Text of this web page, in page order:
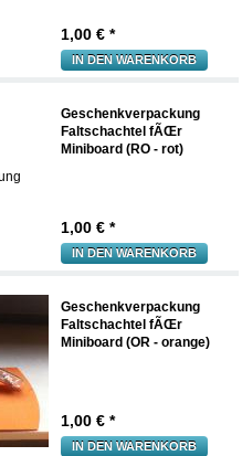
1,00 € *
IN DEN WARENKORB
Geschenkverpackung
Faltschachtel fÃŒr
Miniboard (RO - rot)
1,00 € *
IN DEN WARENKORB
Geschenkverpackung
Faltschachtel fÃŒr
Miniboard (OR - orange)
1,00 € *
IN DEN WARENKORB